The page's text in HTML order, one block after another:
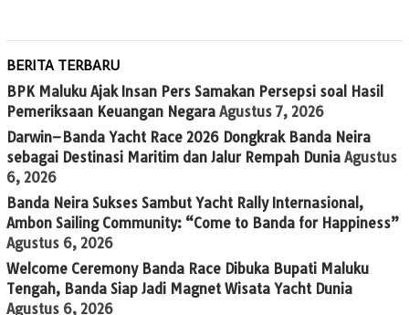
BERITA TERBARU
BPK Maluku Ajak Insan Pers Samakan Persepsi soal Hasil
Pemeriksaan Keuangan Negara Agustus 7, 2026
Darwin–Banda Yacht Race 2026 Dongkrak Banda Neira
sebagai Destinasi Maritim dan Jalur Rempah Dunia Agustus
6, 2026
Banda Neira Sukses Sambut Yacht Rally Internasional,
Ambon Sailing Community: “Come to Banda for Happiness”
Agustus 6, 2026
Welcome Ceremony Banda Race Dibuka Bupati Maluku
Tengah, Banda Siap Jadi Magnet Wisata Yacht Dunia
Agustus 6, 2026